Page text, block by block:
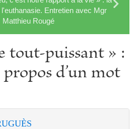
Entretien avec Mgr
Matthieu Rougé
tout-puissant » :
d’un mot